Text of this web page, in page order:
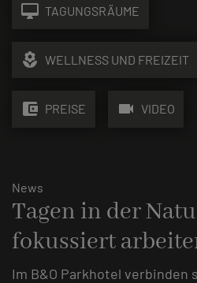
desktop_mac TAGUNGSRÄUME
local_florist WELLNESS UND FREIZEIT
account_balance_wallet PREISE videocam VIDEO
News
Tagen in der
fokussiert
Im B&O Parkhotel verbinden